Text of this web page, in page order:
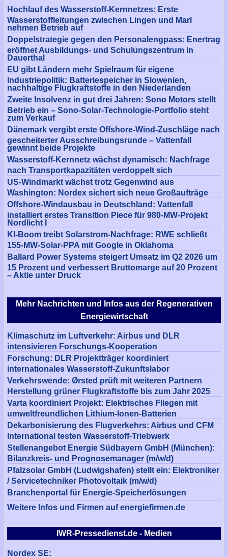
Mehr Nachrichten und Infos aus der Regenerativen
Energiewirtschaft
Klimaschutz im Luftverkehr: Airbus und DLR
intensivieren Forschungs-Kooperation
Forschung: DLR Projektträger koordiniert
internationales Wasserstoff-Zukunftslabor
Verkehrswende: Ørsted prüft mit weiteren Partnern
Herstellung grüner Flugkraftstoffe bis zum Jahr 2025
Varta koordiniert Projekt: Elektrisches Fliegen mit
umweltfreundlichen Lithium-Ionen-Batterien
Dekarbonisierung des Flugverkehrs: Airbus und CFM
International testen Wasserstoff-Triebwerk
Stellenangebot Energie Südbayern GmbH (München):
Bilanzkreis- und Prognosemanager (m/w/d)
Pfalzsolar GmbH (Ludwigshafen) stellt ein: Elektroniker
/ Servicetechniker Photovoltaik (m/w/d)
Branchenportal für Energie-Speicherlösungen
Weitere Infos und Firmen auf energiefirmen.de
IWR-Pressedienst.de - Medien
Nordex SE:
Hochlauf des Wasserstoff-Kernnetzes: Erste
Wasserstoffleitungen zwischen Lingen und Marl
nehmen Betrieb auf
Doppelstrategie gegen den Personalengpass: Enertrag
eröffnet Ausbildungs- und Schulungszentrum in
Dauerthal
EU gibt Ländern mehr Spielraum für eigene
Industriepolitik: Batteriespeicher in Slowenien,
nachhaltige Flugkraftstoffe in den Niederlanden
Zweite Insolvenz in gut drei Jahren: Sono Motors stellt
Betrieb ein – Sono-Solar-Technologie-Portfolio steht
zum Verkauf
Dänemark vergibt erste Offshore-Wind-Zuschläge nach
gescheiterter Ausschreibungsrunde – Vattenfall
gewinnt beide Projekte
Wasserstoff-Kernnetz wächst dynamisch: Nachfrage
nach Transportkapazitäten verdoppelt sich
US-Windmarkt wächst trotz Gegenwind aus
Washington: Nordex sichert sich neue Großaufträge
Offshore-Windausbau in Deutschland: Vattenfall
installiert erstes Transition Piece für 980-MW-Projekt
Nordlicht I
KI-Boom treibt Solarstrom-Nachfrage: RWE schließt
155-MW-Solar-PPA mit Google in Oklahoma
Ballard Power Systems steigert Umsatz im Q2 2026 um
15 Prozent und verbessert Bruttomarge auf 20 Prozent
– Aktie unter Druck